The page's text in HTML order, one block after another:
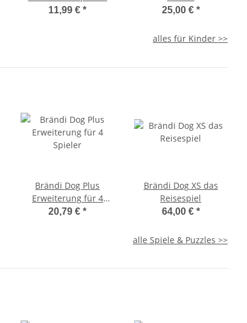
11,99 €* 25,00 € *
alles für Kinder >>
Brändi Dog Plus
Erweiterung für 4
Spieler
20,79 €*
Brändi Dog XS das
Reisespiel
64,00 € *
alle Spiele & Puzzles >>